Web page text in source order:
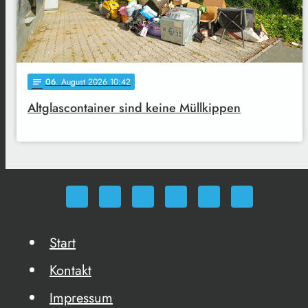
notes 06. August 2026 10:42
Altglascontainer sind keine Müllkippen
Start
Kontakt
Impressum